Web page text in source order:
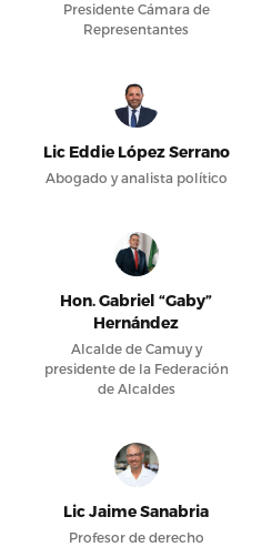
Presidente Cámara de
Representantes
Lic Eddie López Serrano
Abogado y analista político
Hon. Gabriel “Gaby”
Hernández
Alcalde de Camuy y
presidente de la Federación
de Alcaldes
Lic Jaime Sanabria
Profesor de derecho